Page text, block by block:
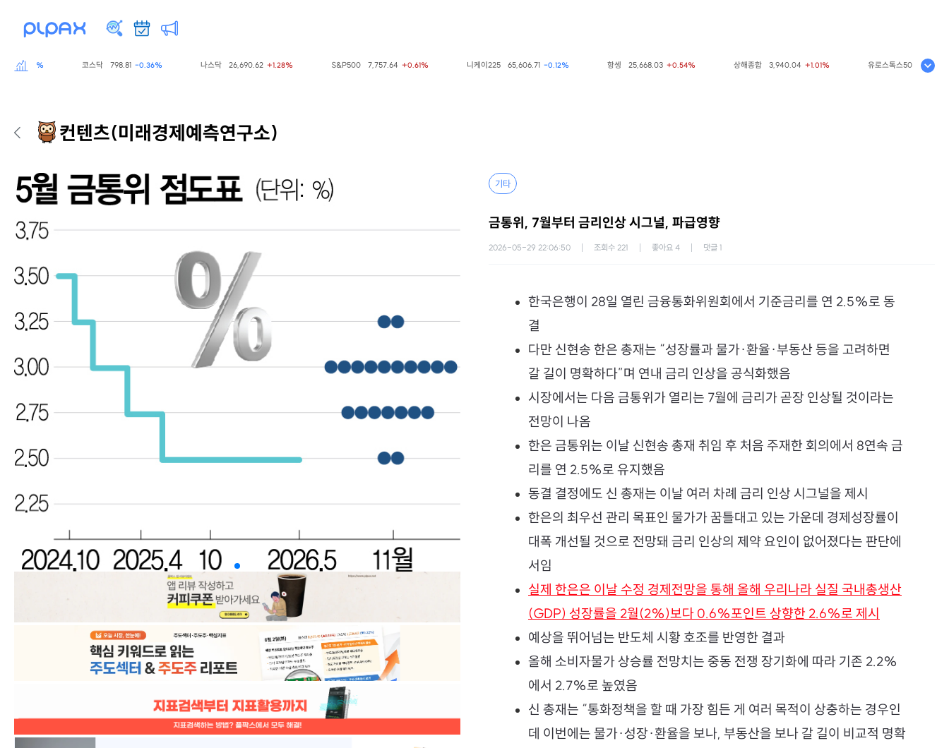
코스닥 798.81 -0.36% 나스닥 26,690.62 +1.28% S&P500 7,757.64 +0.61% 니케이225 65,606.71 -0.12% 25,668.03 +0.54% 상해종합 3,940.04 +1.01% 유로스톡스50 6,523.86
컨텐츠(미래경제예측연구소)
기타
금통위, 7월부터 금리인상 시그널, 파급영향
2026-05-29 22:06:50 조회수 221 좋아요 4 댓글 1
한국은행이 28일 열린 금융통화위원회에서 기준금리를 연 2.5%로 동
결
다만 신현송 한은 총재는 “성장률과 물가·환율·부동산 등을 고려하면
갈 길이 명확하다”며 연내 금리 인상을 공식화했음
시장에서는 다음 금통위가 열리는 7월에 금리가 곧장 인상될 것이라는
전망이 나옴
한은 금통위는 이날 신현송 총재 취임 후 처음 주재한 회의에서 8연속 금
리를 연 2.5%로 유지했음
동결 결정에도 신 총재는 이날 여러 차례 금리 인상 시그널을 제시
한은의 최우선 관리 목표인 물가가 꿈틀대고 있는 가운데 경제성장률이
대폭 개선될 것으로 전망돼 금리 인상의 제약 요인이 없어졌다는 판단에
서임
실제 한은은 이날 수정 경제전망을 통해 올해 우리나라 실질 국내총생산
(GDP) 성장률을 2월(2%)보다 0.6%포인트 상향한 2.6%로 제시
예상을 뛰어넘는 반도체 시황 호조를 반영한 결과
올해 소비자물가 상승률 전망치는 중동 전쟁 장기화에 따라 기존 2.2%
에서 2.7%로 높였음
신 총재는 “통화정책을 할 때 가장 힘든 게 여러 목적이 상충하는 경우인
데 이번에는 물가·성장·환율을 보나, 부동산을 보나 갈 길이 비교적 명확